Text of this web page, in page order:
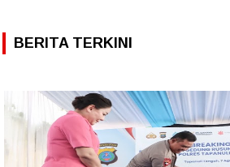
BERITA TERKINI